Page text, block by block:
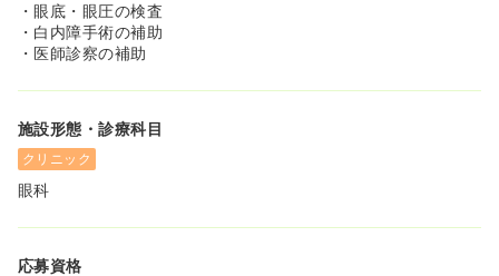
・眼底・眼圧の検査
・白内障手術の補助
・医師診察の補助
施設形態・診療科目
クリニック
眼科
応募資格